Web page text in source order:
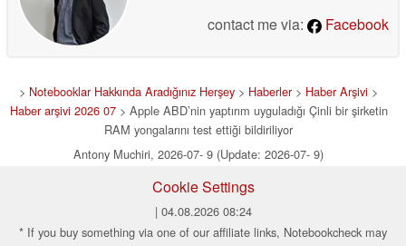
contact me via:
Facebook
> Notebooklar Hakkında Aradığınız Herşey > Haberler> Haber Arşivi >
Haber arşivi 2026 07> Apple ABD’nin yaptırım uyguladığı Çinli bir şirketin
RAM yongalarını test ettiği bildiriliyor
Antony Muchiri, 2026-07- 9 (Update: 2026-07- 9)
Cookie Settings
| 04.08.2026 08:24
* If you buy something via one of our affiliate links, Notebookcheck may